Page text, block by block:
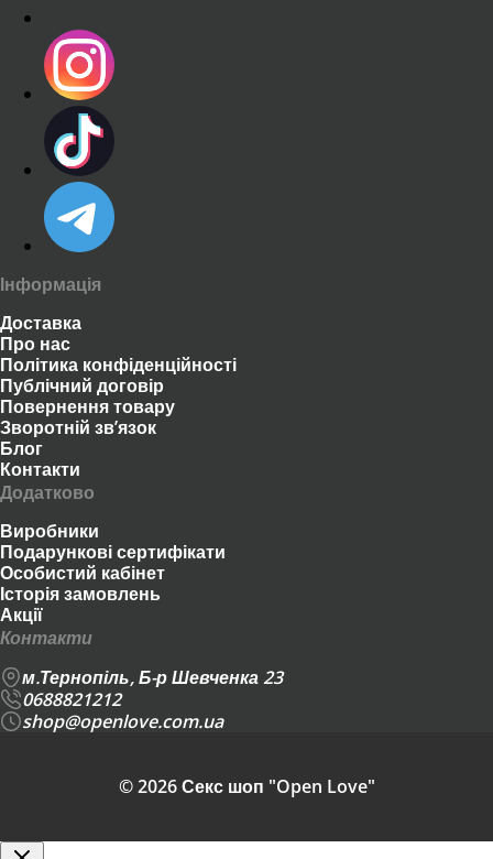
Інформація
Доставка
Про нас
Політика конфіденційності
Публічний договір
Повернення товару
Зворотній зв’язок
Блог
Контакти
Додатково
Виробники
Подарункові сертифікати
Особистий кабінет
Історія замовлень
Акції
Контакти
м.Тернопіль, Б-р Шевченка 23
0688821212
shop@openlove.com.ua
© 2026 Секс шоп "Open Love"